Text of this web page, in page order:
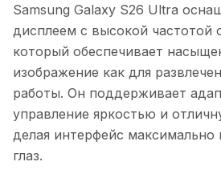
Samsung Galaxy S26 Ultra
дисплеем с высокой частотой
который обеспечивает
изображение как для
работы. Он поддерживает
управление яркостью и
делая интерфейс
глаз.